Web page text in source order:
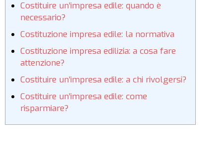
Costituire un’impresa edile: quando è
necessario?
Costituzione impresa edile: la normativa
Costituzione impresa edilizia: a cosa fare
attenzione?
Costituire un’impresa edile: a chi rivolgersi?
Costituire un’impresa edile: come
risparmiare?